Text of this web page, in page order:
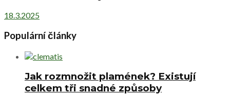
18.3.2025
Populární články
Jak rozmnožit plamének? Existují
celkem tři snadné způsoby